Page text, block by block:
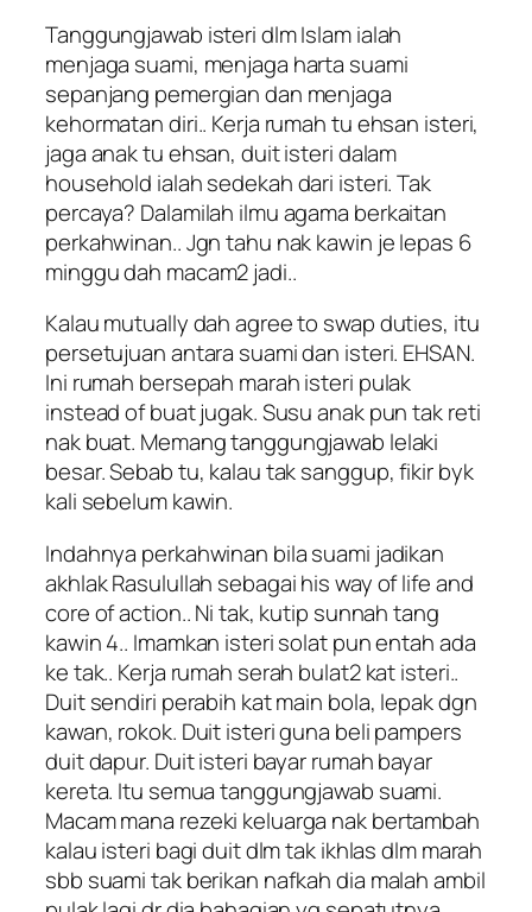
Tanggungjawab isteri dlm Islam ialah
menjaga suami, menjaga harta suami
sepanjang pemergian dan menjaga
kehormatan diri.. Kerja rumah tu ehsan isteri,
jaga anak tu ehsan, duit isteri dalam
household ialah sedekah dari isteri. Tak
percaya? Dalamilah ilmu agama berkaitan
perkahwinan.. Jgn tahu nak kawin je lepas 6
minggu dah macam2 jadi..
Kalau mutually dah agree to swap duties, itu
persetujuan antara suami dan isteri. EHSAN.
Ini rumah bersepah marah isteri pulak
instead of buat jugak. Susu anak pun tak reti
nak buat. Memang tanggungjawab lelaki
besar. Sebab tu, kalau tak sanggup, fikir byk
kali sebelum kawin.
Indahnya perkahwinan bila suami jadikan
akhlak Rasulullah sebagai his way of life and
core of action.. Ni tak, kutip sunnah tang
kawin 4.. Imamkan isteri solat pun entah ada
ke tak.. Kerja rumah serah bulat2 kat isteri..
Duit sendiri perabih kat main bola, lepak dgn
kawan, rokok. Duit isteri guna beli pampers
duit dapur. Duit isteri bayar rumah bayar
kereta. Itu semua tanggungjawab suami.
Macam mana rezeki keluarga nak bertambah
kalau isteri bagi duit dlm tak ikhlas dlm marah
sbb suami tak berikan nafkah dia malah ambil